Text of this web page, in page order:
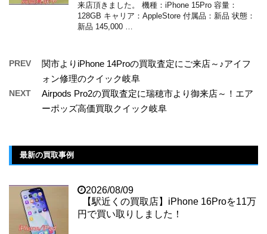
来店頂きました。 機種：iPhone 15Pro 容量：
128GB キャリア：AppleStore 付属品：新品 状態：
新品 145,000 …
PREV
関市よりiPhone 14Proの買取査定にご来店～♪アイフ
ォン修理のクイック岐阜
NEXT
Airpods Pro2の買取査定に瑞穂市より御来店～！エア
ーポッズ高価買取クイック岐阜
最新の買取事例
2026/08/09
【駅近くの買取店】iPhone 16Proを11万
円で買い取りしました！